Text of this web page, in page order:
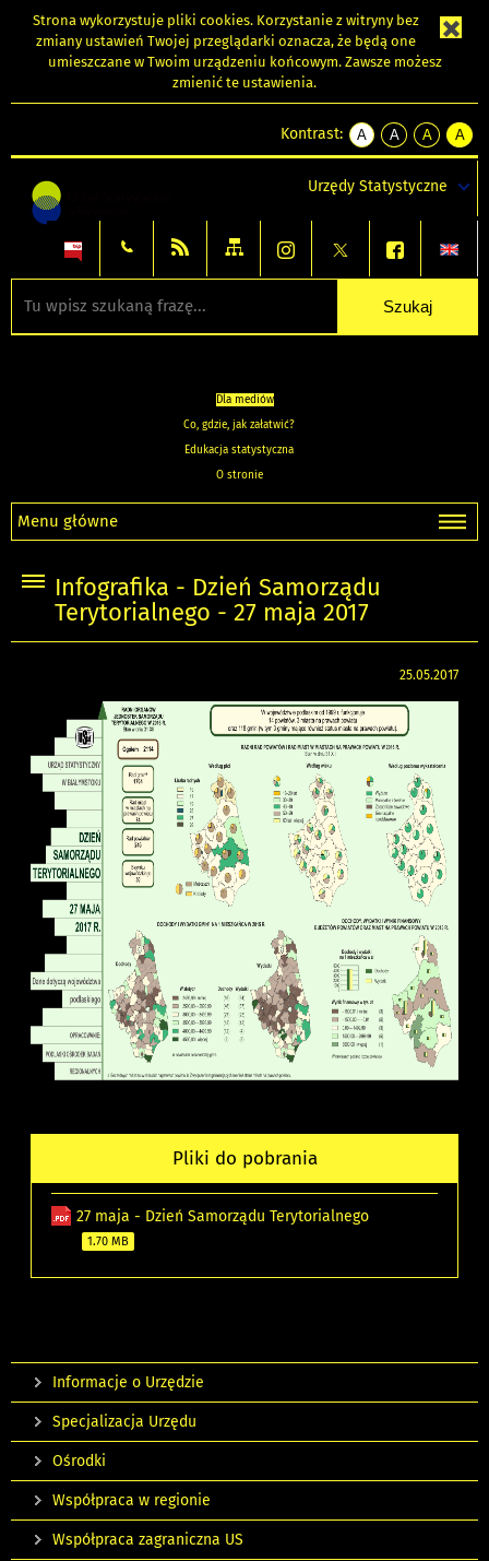
Strona wykorzystuje pliki cookies. Korzystanie z witryny bez
zmiany ustawień Twojej przeglądarki oznacza, że będą one
umieszczane w Twoim urządzeniu końcowym. Zawsze możesz
zmienić te ustawienia.
Kontrast:
A
kontrast
A
kontrast
tekst
czarnym
A
kontrast
tekst
czarnym
A
tekst
żółtym
Urzędy Statystyczne
Dla mediów
Co, gdzie, jak załatwić?
Edukacja statystyczna
O stronie
Menu główne
Infografika - Dzień Samorządu
Terytorialnego - 27 maja 2017
25.05.2017
Pliki do pobrania
27 maja - Dzień Samorządu Terytorialnego
1.70 MB
Informacje o Urzędzie
Specjalizacja Urzędu
Ośrodki
Współpraca w regionie
Współpraca zagraniczna US